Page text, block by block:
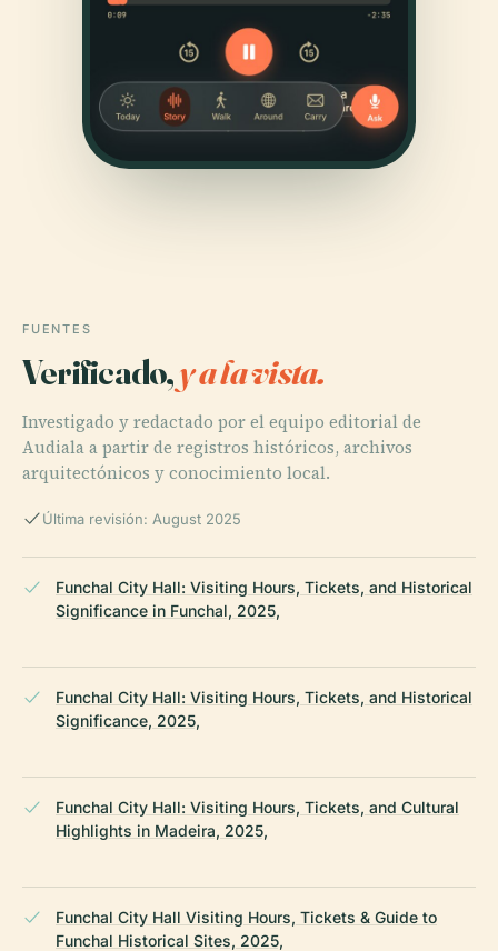
FUENTES
Verificado,y a la vista.
Investigado y redactado por el equipo editorial de
Audiala a partir de registros históricos, archivos
arquitectónicos y conocimiento local.
Última revisión: August 2025
Funchal City Hall: Visiting Hours, Tickets, and Historical
Significance in Funchal, 2025,
Funchal City Hall: Visiting Hours, Tickets, and Historical
Significance, 2025,
Funchal City Hall: Visiting Hours, Tickets, and Cultural
Highlights in Madeira, 2025,
Funchal City Hall Visiting Hours, Tickets & Guide to
Funchal Historical Sites, 2025,